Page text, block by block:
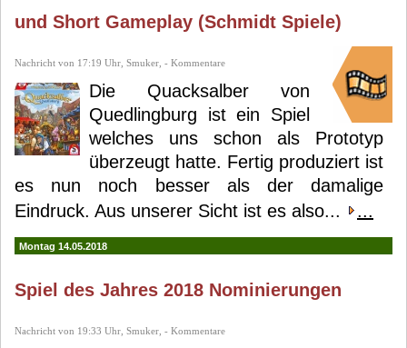
und Short Gameplay (Schmidt Spiele)
Nachricht von 17:19 Uhr, Smuker, - Kommentare
Die Quacksalber von
Quedlingburg ist ein Spiel
welches uns schon als Prototyp
überzeugt hatte. Fertig produziert ist
es nun noch besser als der damalige
Eindruck. Aus unserer Sicht ist es also...
...
Montag 14.05.2018
Spiel des Jahres 2018 Nominierungen
Nachricht von 19:33 Uhr, Smuker, - Kommentare